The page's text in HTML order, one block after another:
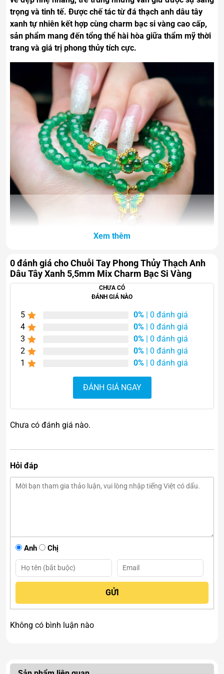
trọng và tinh tế. Được chế tác từ đá thạch anh dâu tây
xanh tự nhiên kết hợp cùng charm bạc si vàng cao cấp,
sản phẩm mang đến tổng thể hài hòa giữa thẩm mỹ thời
trang và giá trị phong thủy tích cực.
Không chỉ là món phụ kiện làm đẹp hằng ngày, Chuỗi
vòng còn được xem như vật phẩm hỗ trợ cân bằng cảm
người đeo.
Điểm Nổi Bật Của Sản Phẩm
1. Thạch Anh Dâu Tây Xanh Tự
Nhiên Độc Đáo
Thạch anh dâu tây xanh là dòng đá phong thủy có màu
sắc tươi mát, mang vẻ đẹp nhẹ nhàng và cảm giác dễ
chịu khi nhìn ngắm.
Màu xanh dịu mắt, thanh khiết
Hiệu ứng ánh nhẹ tự nhiên
Độ bóng đẹp và tinh tế
2. Thiết Kế 5,5mm Nhẹ Nhàng
Và Tinh Tế
Kích thước hạt 5,5mm mang lại cảm giác:
Tinh tế, không quá phô trương
Xem thêm
0 đánh giá cho Chuỗi Tay Phong Thủy Thạch Anh
Dâu Tây Xanh 5,5mm Mix Charm Bạc Si Vàng
CHƯA CÓ
ĐÁNH GIÁ NÀO
5 0% | 0 đánh giá
4
0% | 0 đánh giá
3
0% | 0 đánh giá
2
0% | 0 đánh giá
1
0% | 0 đánh giá
ĐÁNH GIÁ NGAY
Chưa có đánh giá nào.
Hỏi đáp
Anh Chị
Không có bình luận nào